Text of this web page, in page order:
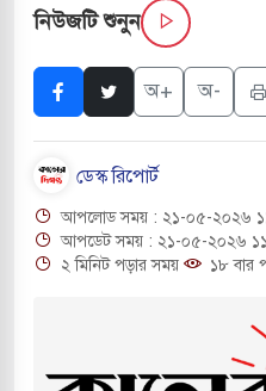
অ্যারেস্ট আবেদন, বরগুনার
জাদুঘর নতুন বাংলাদেশের পথচলার
হামলায় ছাত্রদল ও ছাত্রলীগের
নিউজটি শুনুন
অ+ অ-
ডেস্ক রিপোর্ট
আপলোড সময় : ২১-০৫-২০২৬
আপডেট সময় : ২১-০৫-২০২৬
২ মিনিট পড়ার সময়
১৮ বার